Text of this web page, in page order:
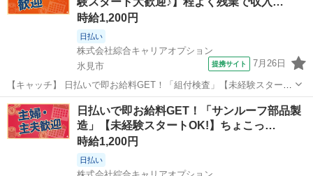
時給1,200円
日払い
株式会社綜合キャリアオプション
氷見市
提携サイト 7月26日
【キャッチ】 日払いで即お給料GET！「組付検査」【未経験スタート
大歓迎♪】程よく残業で収入にプラス♪ヘアカラーOK!高時給1200円！
【コメント】 製造のお仕事をお探しにおススメ♪ 「未経験でも出来る
仕事ないかな・・...
富山 氷見市 工場
日払いで即お給料GET！「サンルーフ部品製
造」【未経験スタートOK!】ちょこっ…
時給1,200円
日払い